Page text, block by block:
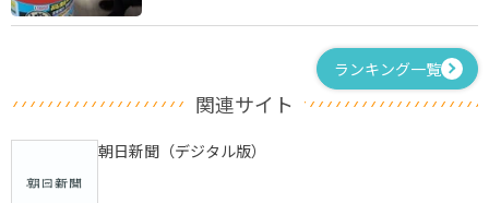
ランキング一覧
関連サイト
朝日新聞（デジタル版）